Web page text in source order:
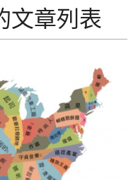
文章列表